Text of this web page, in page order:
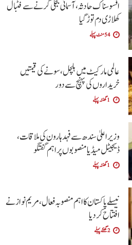
افسوسناک حادثہ، آسمانی بجلی گرنے سے فٹبال
کھلاڑی دم توڑ گیا
54 منٹ پہلے
عالمی مارکیٹ میں ہلچل، سونے کی قیمتیں
خریداروں کی پہنچ سے دور
1 گھنٹہ پہلے
وزیراعلیٰ سندھ سے فہد ہارون کی ملاقات،
ڈیجیٹل میڈیا منصوبوں پر اہم گفتگو
1 گھنٹہ پہلے
نیسلے پاکستان کا اہم منصوبہ فعال، مریم نواز نے
افتتاح کر دیا
2 گھنٹے پہلے